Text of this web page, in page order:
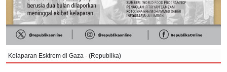
Kelaparan Esktrem di Gaza - (Republika)